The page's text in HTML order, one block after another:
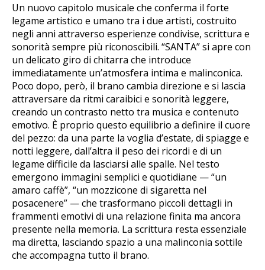
Un nuovo capitolo musicale che conferma il forte
legame artistico e umano tra i due artisti, costruito
negli anni attraverso esperienze condivise, scrittura e
sonorità sempre più riconoscibili. “SANTA” si apre con
un delicato giro di chitarra che introduce
immediatamente un’atmosfera intima e malinconica.
Poco dopo, però, il brano cambia direzione e si lascia
attraversare da ritmi caraibici e sonorità leggere,
creando un contrasto netto tra musica e contenuto
emotivo. È proprio questo equilibrio a definire il cuore
del pezzo: da una parte la voglia d’estate, di spiagge e
notti leggere, dall’altra il peso dei ricordi e di un
legame difficile da lasciarsi alle spalle. Nel testo
emergono immagini semplici e quotidiane — “un
amaro caffè”, “un mozzicone di sigaretta nel
posacenere” — che trasformano piccoli dettagli in
frammenti emotivi di una relazione finita ma ancora
presente nella memoria. La scrittura resta essenziale
ma diretta, lasciando spazio a una malinconia sottile
che accompagna tutto il brano.